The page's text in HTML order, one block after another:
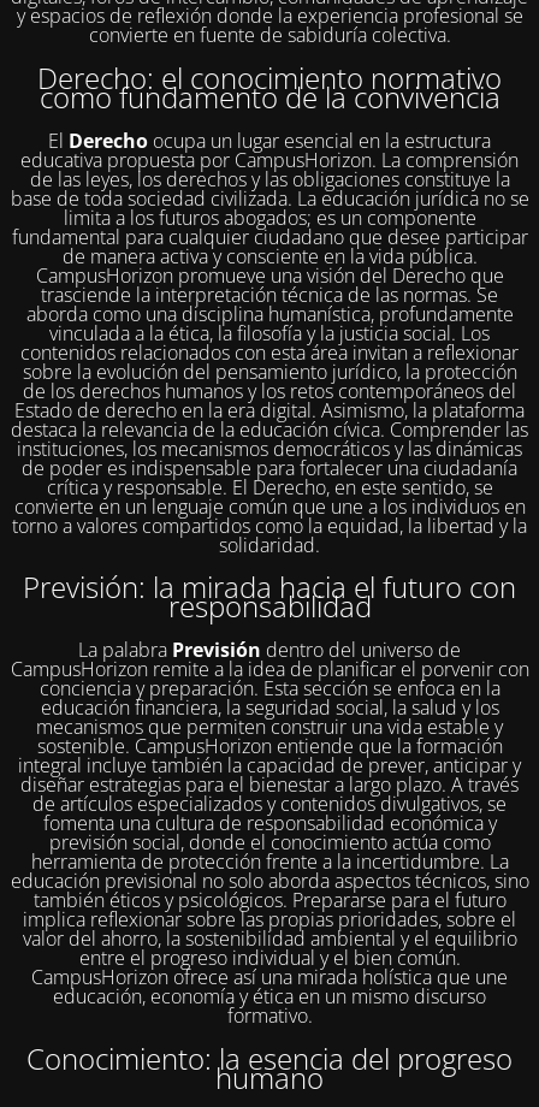
y espacios de reflexión donde la experiencia profesional se
convierte en fuente de sabiduría colectiva.
Derecho: el conocimiento normativo
como fundamento de la convivencia
El Derecho ocupa un lugar esencial en la estructura
educativa propuesta por CampusHorizon. La comprensión
de las leyes, los derechos y las obligaciones constituye la
base de toda sociedad civilizada. La educación jurídica no se
limita a los futuros abogados; es un componente
fundamental para cualquier ciudadano que desee participar
de manera activa y consciente en la vida pública.
CampusHorizon promueve una visión del Derecho que
trasciende la interpretación técnica de las normas. Se
aborda como una disciplina humanística, profundamente
vinculada a la ética, la filosofía y la justicia social. Los
contenidos relacionados con esta área invitan a reflexionar
sobre la evolución del pensamiento jurídico, la protección
de los derechos humanos y los retos contemporáneos del
Estado de derecho en la era digital. Asimismo, la plataforma
destaca la relevancia de la educación cívica. Comprender las
instituciones, los mecanismos democráticos y las dinámicas
de poder es indispensable para fortalecer una ciudadanía
crítica y responsable. El Derecho, en este sentido, se
convierte en un lenguaje común que une a los individuos en
torno a valores compartidos como la equidad, la libertad y la
solidaridad.
Previsión: la mirada hacia el futuro con
responsabilidad
La palabra Previsión dentro del universo de
CampusHorizon remite a la idea de planificar el porvenir con
conciencia y preparación. Esta sección se enfoca en la
educación financiera, la seguridad social, la salud y los
mecanismos que permiten construir una vida estable y
sostenible. CampusHorizon entiende que la formación
integral incluye también la capacidad de prever, anticipar y
diseñar estrategias para el bienestar a largo plazo. A través
de artículos especializados y contenidos divulgativos, se
fomenta una cultura de responsabilidad económica y
previsión social, donde el conocimiento actúa como
herramienta de protección frente a la incertidumbre. La
educación previsional no solo aborda aspectos técnicos, sino
también éticos y psicológicos. Prepararse para el futuro
implica reflexionar sobre las propias prioridades, sobre el
valor del ahorro, la sostenibilidad ambiental y el equilibrio
entre el progreso individual y el bien común.
CampusHorizon ofrece así una mirada holística que une
educación, economía y ética en un mismo discurso
formativo.
Conocimiento: la esencia del progreso
humano